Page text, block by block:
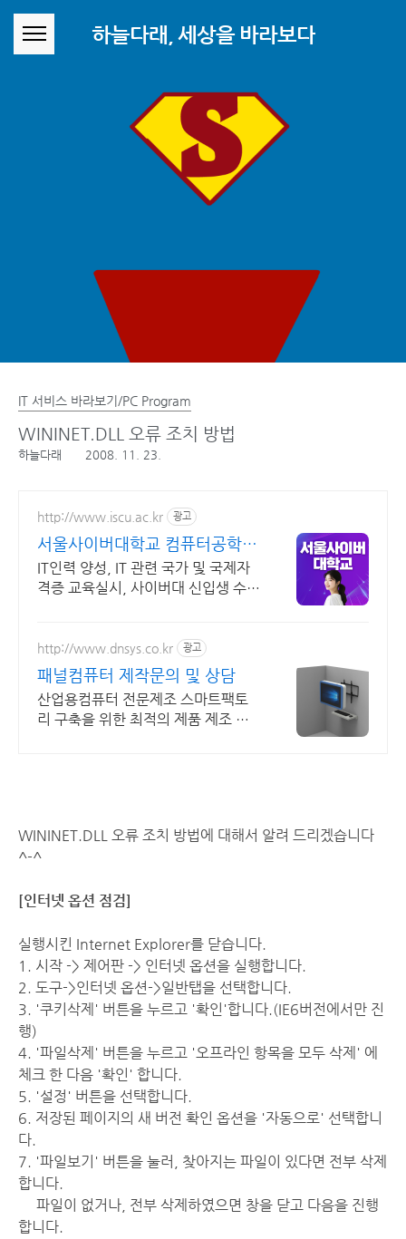
하늘다래, 세상을 바라보다
IT 서비스 바라보기/PC Program
WININET.DLL 오류 조치 방법
하늘다래 2008. 11. 23.
http://www.iscu.ac.kr 광고
서울사이버대학교 컴퓨터공학과
2026 가을학기 신편입생
IT인력 양성, IT 관련 국가 및 국제자
격증 교육실시, 사이버대 신입생 수 1
http://www.dnsys.co.kr 광고
패널컴퓨터 제작문의 및 상담
산업용컴퓨터 전문제조 스마트팩토
리 구축을 위한 최적의 제품 제조 생
WININET.DLL 오류 조치 방법에 대해서 알려 드리겠습니다
^-^
[인터넷 옵션 점검]
실행시킨 Internet Explorer를 닫습니다.
1. 시작 -> 제어판 -> 인터넷 옵션을 실행합니다.
2. 도구->인터넷 옵션->일반탭을 선택합니다.
3. '쿠키삭제' 버튼을 누르고 '확인'합니다.(IE6버전에서만 진
행)
4. '파일삭제' 버튼을 누르고 '오프라인 항목을 모두 삭제' 에
체크 한 다음 '확인' 합니다.
5. '설정' 버튼을 선택합니다.
6. 저장된 페이지의 새 버전 확인 옵션을 '자동으로' 선택합니
다.
7. '파일보기' 버튼을 눌러, 찾아지는 파일이 있다면 전부 삭제
합니다.
파일이 없거나, 전부 삭제하였으면 창을 닫고 다음을 진행
합니다.